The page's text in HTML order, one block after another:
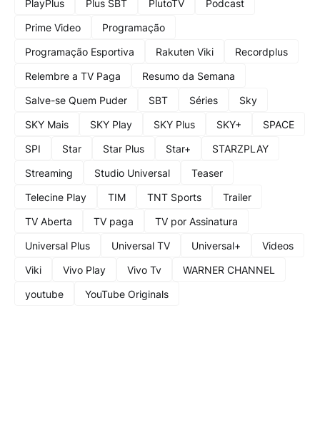
PlayPlus
Plus SBT PlutoTV
Podcast
Prime Video
Programação
Programação Esportiva
Rakuten Viki
Recordplus
Relembre a TV Paga
Resumo da Semana
Salve-se Quem Puder
SBT Séries
Sky
SKY Mais
SKY Play SKY Plus SKY+
SPACE
SPI
Star Star Plus Star+
STARZPLAY
Streaming
Studio Universal
Teaser
Telecine Play
TIM TNT Sports
Trailer
TV Aberta
TV paga
TV por Assinatura
Universal Plus
Universal TV Universal+
Videos
Viki
Vivo Play Vivo Tv
WARNER CHANNEL
youtube
YouTube Originals